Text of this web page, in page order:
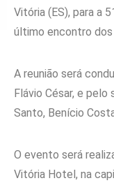
Vitória (ES), para a
último encontro
A reunião será
Flávio César, e
Santo, Benício
O evento será
Vitória Hotel, na